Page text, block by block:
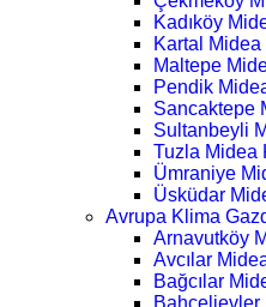
Kadıköy
Kartal Midea
Maltepe
Pendik
Sancaktepe
Sultanbeyli
Tuzla Midea
Ümraniye
Üsküdar
Avrupa Klima
Arnavutköy
Avcılar
Bağcılar
Bahçelievler